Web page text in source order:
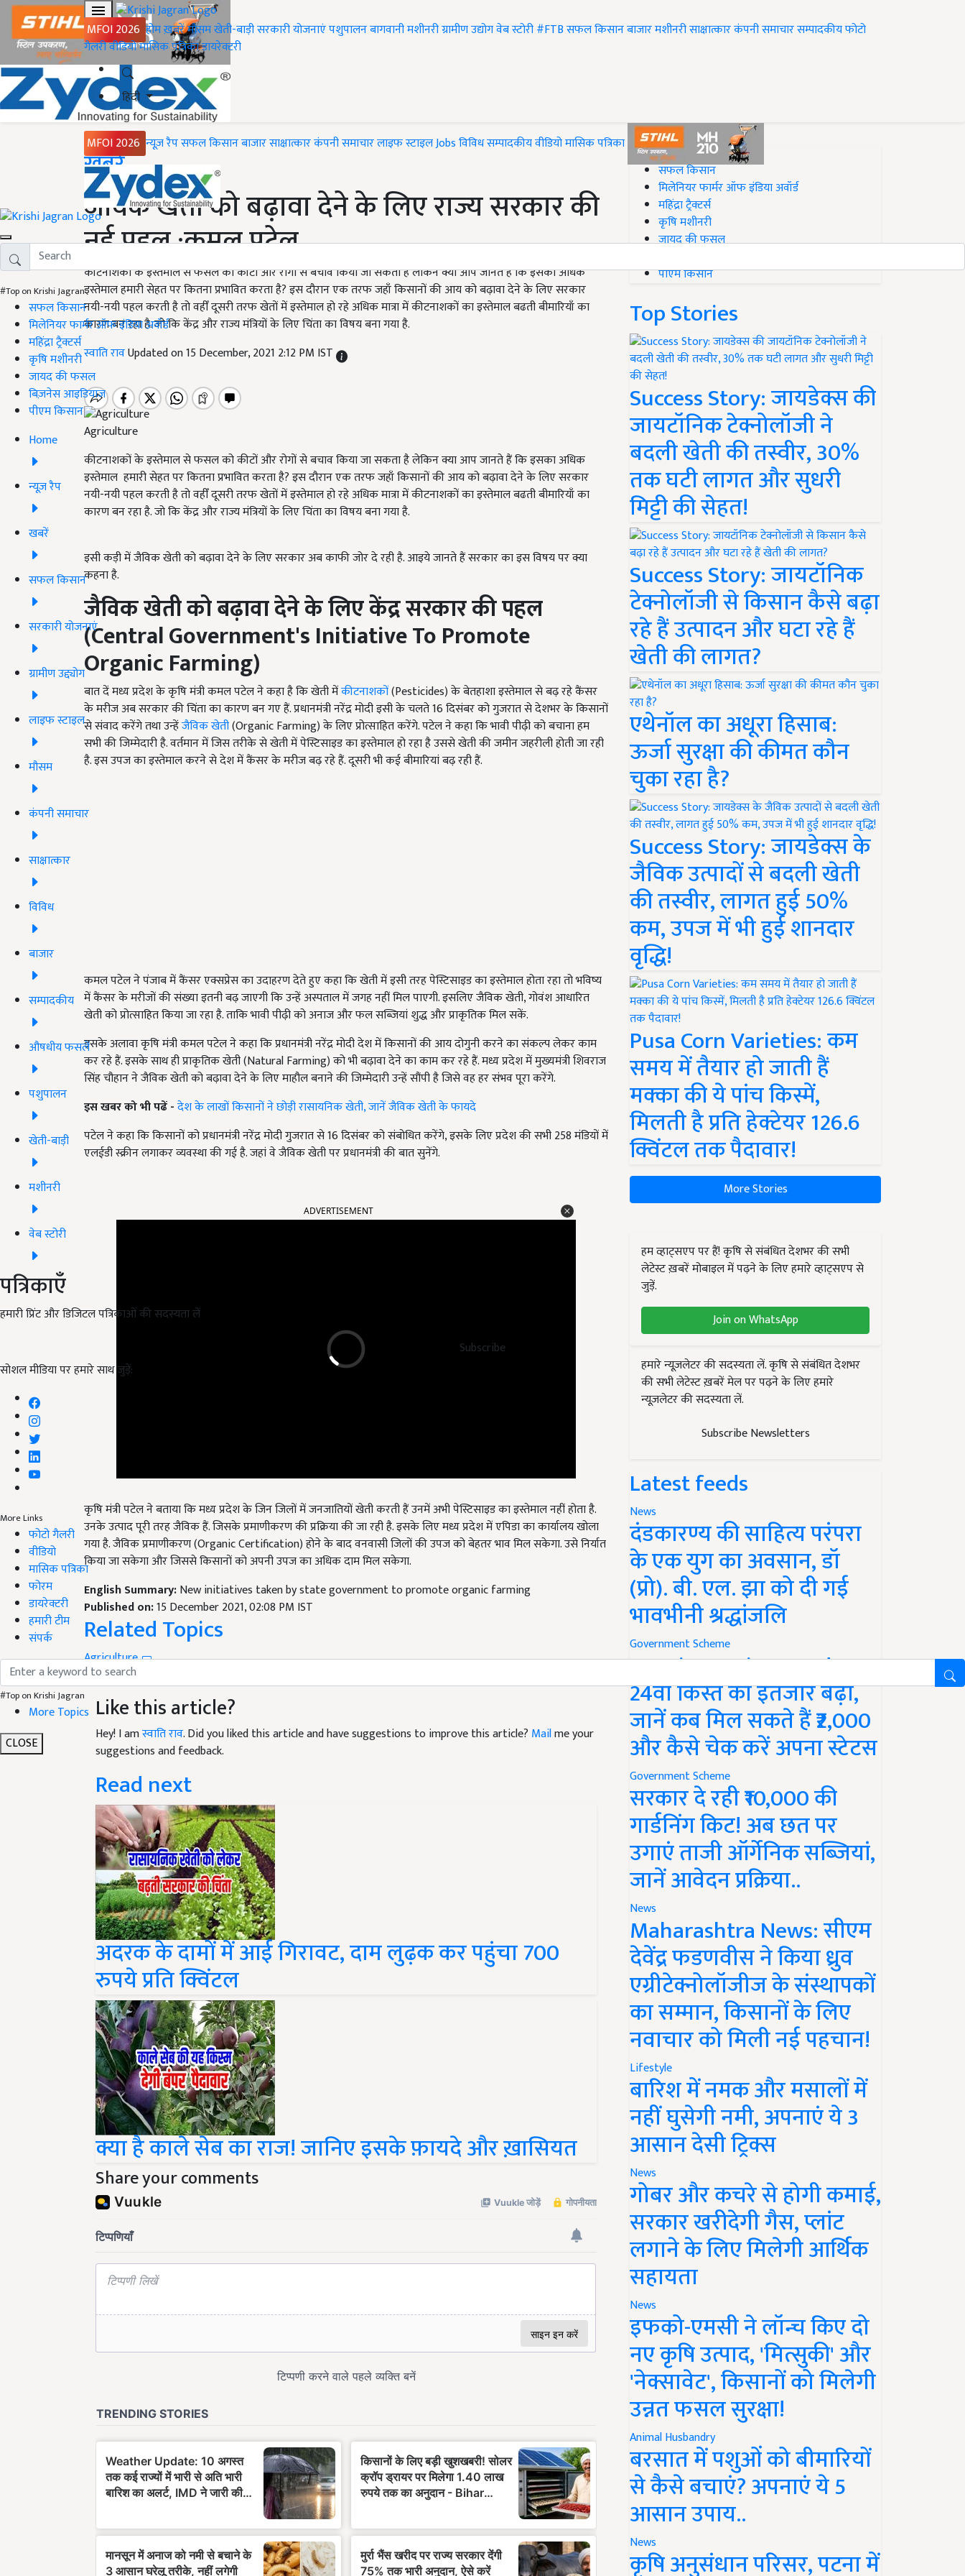
MFOI 2026 होमख़बरेंमौसमखेती-बाड़ीसरकारी योजनाएंपशुपालनबागवानीमशीनरीग्रामीण उद्योगवेब स्टोरी#FTBसफल किसानबाजारमशीनरीसाक्षात्कारकंपनी समाचारसम्पादकीयफोटो
गैलरीवीडियोमासिक पत्रिकाडायरेक्टरी
हिंदी
MFOI 2026 न्यूज़ रैपसफल किसानबाजारसाक्षात्कारकंपनी समाचारलाइफ स्टाइलJobsविविधसम्पादकीयवीडियोमासिक पत्रिका
#Top on Krishi Jagran
सफल किसान
मिलेनियर फार्मर ऑफ इंडिया अवॉर्ड
महिंद्रा ट्रैक्टर्स
कृषि मशीनरी
जायद की फसल
बिज़नेस आइडियाज
पीएम किसान
Home
न्यूज़ रैप
खबरें
सफल किसान
सरकारी योजनाएं
ग्रामीण उद्द्योग
लाइफ स्टाइल
मौसम
कंपनी समाचार
साक्षात्कार
विविध
बाजार
सम्पादकीय
औषधीय फसलें
पशुपालन
खेती-बाड़ी
मशीनरी
वेब स्टोरी
पत्रिकाएँ
हमारी प्रिंट और डिजिटल पत्रिकाओं की सदस्यता लें
Subscribe
सोशल मीडिया पर हमारे साथ जुड़ें:
More Links
फोटो गैलरी
वीडियो
मासिक पत्रिका
फोरम
डायरेक्टरी
हमारी टीम
संपर्क
#Top on Krishi Jagran
More Topics
CLOSE
Home
ख़बरें
जैविक खेती को बढ़ावा देने के लिए राज्य सरकार की
नई पहल :कमल पटेल
कीटनाशकों के इस्तेमाल से फसल को कीटों और रोगों से बचाव किया जा सकता है लेकिन क्या आप जानते हैं कि इसका अधिक
इस्तेमाल हमारी सेहत पर कितना प्रभावित करता है? इस दौरान एक तरफ जहाँ किसानों की आय को बढ़ावा देने के लिए सरकार
नयी-नयी पहल करती है तो वहीँ दूसरी तरफ खेतों में इस्तेमाल हो रहे अधिक मात्रा में कीटनाशकों का इस्तेमाल बढती बीमारियाँ का
कारण बन रहा है. जो कि केंद्र और राज्य मंत्रियों के लिए चिंता का विषय बना गया है.
स्वाति रावUpdated on 15 December, 2021 2:12 PM IST
Agriculture
कीटनाशकों के इस्तेमाल से फसल को कीटों और रोगों से बचाव किया जा सकता है लेकिन क्या आप जानते हैं कि इसका अधिक
इस्तेमाल हमारी सेहत पर कितना प्रभावित करता है? इस दौरान एक तरफ जहाँ किसानों की आय को बढ़ावा देने के लिए सरकार
नयी-नयी पहल करती है तो वहीँ दूसरी तरफ खेतों में इस्तेमाल हो रहे अधिक मात्रा में कीटनाशकों का इस्तेमाल बढती बीमारियाँ का
कारण बन रहा है. जो कि केंद्र और राज्य मंत्रियों के लिए चिंता का विषय बना गया है.
इसी कड़ी में जैविक खेती को बढ़ावा देने के लिए सरकार अब काफी जोर दे रही है. आइये जानते हैं सरकार का इस विषय पर क्या
कहना है.
जैविक खेती को बढ़ावा देने के लिए केंद्र सरकार की पहल
(Central Government's Initiative To Promote
Organic Farming)
बात दें मध्य प्रदेश के कृषि मंत्री कमल पटेल ने कहा है कि खेती मेंकीटनाशकों(Pesticides) के बेतहाशा इस्तेमाल से बढ़ रहे कैंसर
के मरीज अब सरकार की चिंता का कारण बन गए हैं. प्रधानमंत्री नरेंद्र मोदी इसी के चलते 16 दिसंबर को गुजरात से देशभर के किसानों
से संवाद करेंगे तथा उन्हेंजैविक खेती(Organic Farming) के लिए प्रोत्साहित करेंगे. पटेल ने कहा कि भावी पीढ़ी को बचाना हम
सभी की जिम्मेदारी है. वर्तमान में जिस तरीके से खेती में पेस्टिसाइड का इस्तेमाल हो रहा है उससे खेती की जमीन जहरीली होती जा रही
है. इस उपज का इस्तेमाल करने से देश में कैंसर के मरीज बढ़ रहे हैं. दूसरी भी कई बीमारियां बढ़ रही हैं.
कमल पटेल ने पंजाब में कैंसर एक्सप्रेस का उदाहरण देते हुए कहा कि खेती में इसी तरह पेस्टिसाइड का इस्तेमाल होता रहा तो भविष्य
में कैंसर के मरीजों की संख्या इतनी बढ़ जाएगी कि उन्हें अस्पताल में जगह नहीं मिल पाएगी. इसलिए जैविक खेती, गोवंश आधारित
खेती को प्रोत्साहित किया जा रहा है. ताकि भावी पीढ़ी को अनाज और फल सब्जियां शुद्ध और प्राकृतिक मिल सकें.
इसके अलावा कृषि मंत्री कमल पटेल ने कहा कि प्रधानमंत्री नरेंद्र मोदी देश में किसानों की आय दोगुनी करने का संकल्प लेकर काम
कर रहे हैं. इसके साथ ही प्राकृतिक खेती (Natural Farming) को भी बढ़ावा देने का काम कर रहे हैं. मध्य प्रदेश में मुख्यमंत्री शिवराज
सिंह चौहान ने जैविक खेती को बढ़ावा देने के लिए माहौल बनाने की जिम्मेदारी उन्हें सौंपी है जिसे वह हर संभव पूरा करेंगे.
इस खबर को भी पढें -देश के लाखों किसानों ने छोड़ी रासायनिक खेती, जानें जैविक खेती के फायदे
पटेल ने कहा कि किसानों को प्रधानमंत्री नरेंद्र मोदी गुजरात से 16 दिसंबर को संबोधित करेंगे, इसके लिए प्रदेश की सभी 258 मंडियों में
एलईडी स्क्रीन लगाकर व्यवस्था की गई है. जहां वे जैविक खेती पर प्रधानमंत्री की बात सुनेंगे.
उनके उत्पाद पूरी तरह जैविक हैं. जिसके प्रमाणीकरण की प्रक्रिया की जा रही है. इसके लिए मध्य प्रदेश में एपिडा का कार्यालय खोला
गया है. जैविक प्रमाणीकरण (Organic Certification) होने के बाद वनवासी जिलों की उपज को बेहतर भाव मिल सकेगा. उसे निर्यात
किया जा सकेगा और जिससे किसानों को अपनी उपज का अधिक दाम मिल सकेगा.
English Summary:
Published on:15 December 2021, 02:08 PM IST
Related Topics
Agriculture
Organic FarmingKamal Patelपेस्टिसाइड
Like this article?
Hey! I amस्वाति राव. Did you liked this article and have suggestions to improve this article?
suggestions and feedback.
Read next
अदरक के दामों में आई गिरावट, दाम लुढ़क कर पहुंचा 700
रुपये प्रति क्विंटल
क्या है काले सेब का राज! जानिए इसके फ़ायदे और ख़ासियत
Share your comments
#Top on Krishi Jagran
सफल किसान
मिलेनियर फार्मर ऑफ इंडिया अवॉर्ड
महिंद्रा ट्रैक्टर्स
कृषि मशीनरी
जायद की फसल
पीएम किसान
Top Stories
Success Story: जायडेक्स की
जायटॉनिक टेक्नोलॉजी ने
बदली खेती की तस्वीर, 30%
तक घटी लागत और सुधरी
मिट्टी की सेहत!
Success Story: जायटॉनिक
टेक्नोलॉजी से किसान कैसे बढ़ा
रहे हैं उत्पादन और घटा रहे हैं
खेती की लागत?
एथेनॉल का अधूरा हिसाब:
ऊर्जा सुरक्षा की कीमत कौन
चुका रहा है?
Success Story: जायडेक्स के
जैविक उत्पादों से बदली खेती
की तस्वीर, लागत हुई 50%
कम, उपज में भी हुई शानदार
वृद्धि!
Pusa Corn Varieties: कम
समय में तैयार हो जाती हैं
मक्का की ये पांच किस्में,
मिलती है प्रति हेक्टेयर 126.6
क्विंटल तक पैदावार!
More Stories
हम व्हाट्सएप पर हैं! कृषि से संबंधित देशभर की सभी
लेटेस्ट ख़बरें मोबाइल में पढ़ने के लिए हमारे व्हाट्सएप से
जुड़ें.
Join on WhatsApp
हमारे न्यूज़लेटर की सदस्यता लें. कृषि से संबंधित देशभर
की सभी लेटेस्ट ख़बरें मेल पर पढ़ने के लिए हमारे
न्यूज़लेटर की सदस्यता लें.
Subscribe Newsletters
Latest feeds
News
दंडकारण्य की साहित्य परंपरा
के एक युग का अवसान, डॉ
(प्रो). बी. एल. झा को दी गई
भावभीनी श्रद्धांजलि
Government Scheme
PM Kisan Yojana Update:
24वीं किस्त का इंतजार बढ़ा,
जानें कब मिल सकते हैं ₹2,000
और कैसे चेक करें अपना स्टेटस
Government Scheme
सरकार दे रही ₹10,000 की
गार्डनिंग किट! अब छत पर
उगाएं ताजी ऑर्गेनिक सब्जियां,
जानें आवेदन प्रक्रिया..
News
Maharashtra News: सीएम
देवेंद्र फडणवीस ने किया ध्रुव
एग्रीटेक्नोलॉजीज के संस्थापकों
का सम्मान, किसानों के लिए
नवाचार को मिली नई पहचान!
Lifestyle
बारिश में नमक और मसालों में
नहीं घुसेगी नमी, अपनाएं ये 3
आसान देसी ट्रिक्स
News
गोबर और कचरे से होगी कमाई,
सरकार खरीदेगी गैस, प्लांट
लगाने के लिए मिलेगी आर्थिक
सहायता
News
इफको-एमसी ने लॉन्च किए दो
नए कृषि उत्पाद, 'मित्सुकी' और
'नेक्सावेट', किसानों को मिलेगी
उन्नत फसल सुरक्षा!
Animal Husbandry
बरसात में पशुओं को बीमारियों
से कैसे बचाएं? अपनाएं ये 5
आसान उपाय..
News
कृषि अनुसंधान परिसर, पटना में